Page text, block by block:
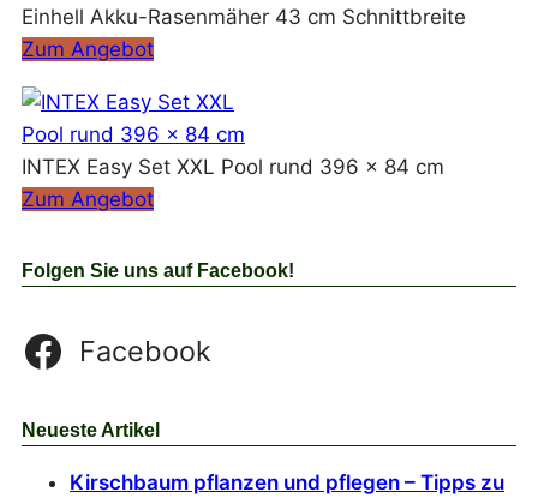
Einhell Akku-Rasenmäher 43 cm Schnittbreite
Zum Angebot
INTEX Easy Set XXL Pool rund 396 x 84 cm
Zum Angebot
Folgen Sie uns auf Facebook!
Facebook
Neueste Artikel
Kirschbaum pflanzen und pflegen – Tipps zu